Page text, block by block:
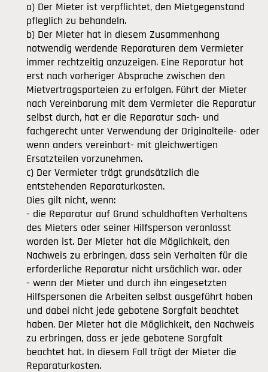
a) Der Mieter ist verpflichtet, den Mietgegenstand
pfleglich zu behandeln.
b) Der Mieter hat in diesem Zusammenhang
notwendig werdende Reparaturen dem Vermieter
immer rechtzeitig anzuzeigen. Eine Reparatur hat
erst nach vorheriger Absprache zwischen den
Mietvertragsparteien zu erfolgen. Führt der Mieter
nach Vereinbarung mit dem Vermieter die Reparatur
selbst durch, hat er die Reparatur sach- und
fachgerecht unter Verwendung der Originalteile- oder
wenn anders vereinbart- mit gleichwertigen
Ersatzteilen vorzunehmen.
c) Der Vermieter trägt grundsätzlich die
entstehenden Reparaturkosten.
Dies gilt nicht, wenn:
- die Reparatur auf Grund schuldhaften Verhaltens
des Mieters oder seiner Hilfsperson veranlasst
worden ist. Der Mieter hat die Möglichkeit, den
Nachweis zu erbringen, dass sein Verhalten für die
erforderliche Reparatur nicht ursächlich war. oder
- wenn der Mieter und durch ihn eingesetzten
Hilfspersonen die Arbeiten selbst ausgeführt haben
und dabei nicht jede gebotene Sorgfalt beachtet
haben. Der Mieter hat die Möglichkeit, den Nachweis
zu erbringen, dass er jede gebotene Sorgfalt
beachtet hat. In diesem Fall trägt der Mieter die
Reparaturkosten.